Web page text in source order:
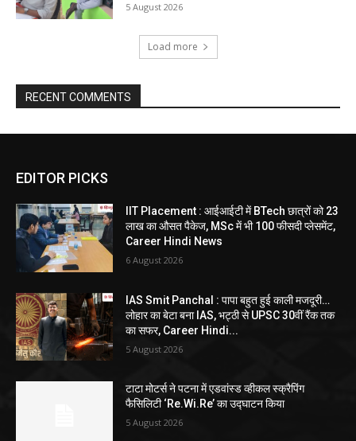
5 August 2026
Load more
RECENT COMMENTS
EDITOR PICKS
IIT Placement : आईआईटी में BTech छात्रों को 23
लाख का औसत पैकेज, MSc में भी 100 फीसदी प्लेसमेंट,
Career Hindi News
6 August 2026
IAS Smit Panchal : पापा बहुत हुई काली मजदूरी…
लोहार का बेटा बना IAS, भट्ठी से UPSC 30वीं रैंक तक
का सफर, Career Hindi...
5 August 2026
टाटा मोटर्स ने पटना में एडवांस्ड व्हीकल स्क्रैपिंग
फैसिलिटी ‘Re.Wi.Re’ का उद्घाटन किया
5 August 2026